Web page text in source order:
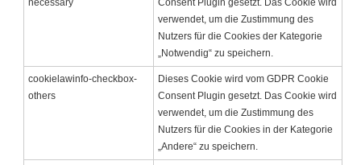
verwendet, um die Zustimmung des
Nutzers für die Cookies der Kategorie
„Notwendig“ zu speichern.
cookielawinfo-checkbox-
others
Dieses Cookie wird vom GDPR Cookie
Consent Plugin gesetzt. Das Cookie wird
verwendet, um die Zustimmung des
Nutzers für die Cookies in der Kategorie
„Andere“ zu speichern.